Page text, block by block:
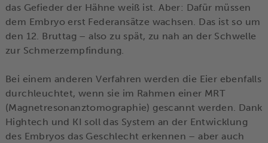
das Gefieder der Hähne weiß ist. Aber: Dafür müssen
dem Embryo erst Federansätze wachsen. Das ist so um
den 12. Bruttag – also zu spät, zu nah an der Schwelle
zur Schmerzempfindung.
Bei einem anderen Verfahren werden die Eier ebenfalls
durchleuchtet, wenn sie im Rahmen einer MRT
(Magnetresonanztomographie) gescannt werden. Dank
Hightech und KI soll das System an der Entwicklung
des Embryos das Geschlecht erkennen – aber auch